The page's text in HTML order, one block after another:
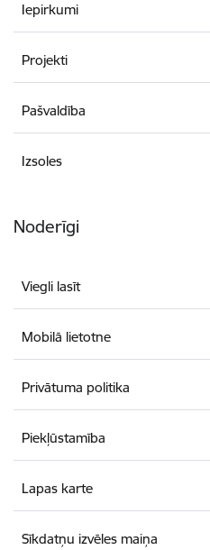
Iepirkumi
Projekti
Pašvaldība
Izsoles
Noderīgi
Viegli lasīt
Mobilā lietotne
Privātuma politika
Piekļūstamība
Lapas karte
Sīkdatņu izvēles maiņa